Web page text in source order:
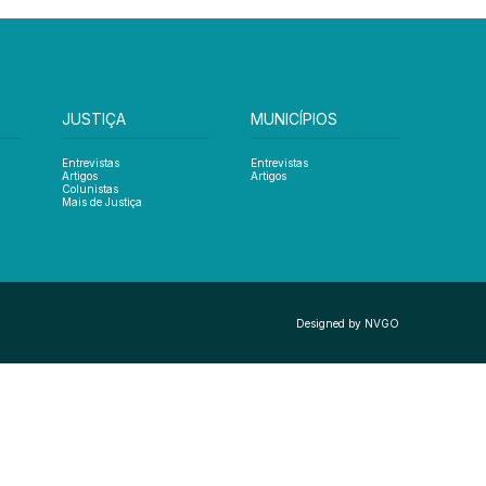
JUSTIÇA
Entrevistas
Artigos
Colunistas
Mais de Justiça
MUNICÍPIOS
Entrevistas
Artigos
Designed by NVGO